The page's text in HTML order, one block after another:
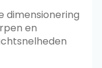
dimensionering
en